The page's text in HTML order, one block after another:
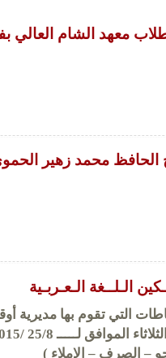
معهد الشام العالي
الحافظ محمد زهير
الـلــغة الـعـربـية
التي تقوم بها مديرية
الموافق لـــــ 25/8 /2015
– الصرف – الإملاء )